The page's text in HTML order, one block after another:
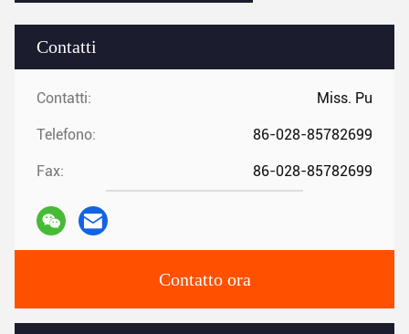
Contatti
Contatti: Miss. Pu
Telefono: 86-028-85782699
Fax: 86-028-85782699
Contatto ora